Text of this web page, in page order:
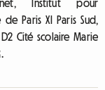
Institut pour
Paris XI Paris Sud,
D2 Cité scolaire Marie